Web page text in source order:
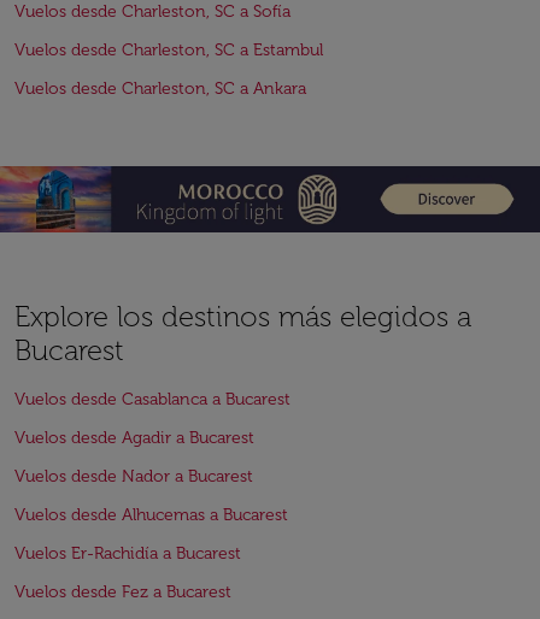
Vuelos desde Charleston, SC a Sofía
Vuelos desde Charleston, SC a Estambul
Vuelos desde Charleston, SC a Ankara
Explore los destinos más elegidos a
Bucarest
Vuelos desde Casablanca a Bucarest
Vuelos desde Agadir a Bucarest
Vuelos desde Nador a Bucarest
Vuelos desde Alhucemas a Bucarest
Vuelos Er-Rachidía a Bucarest
Vuelos desde Fez a Bucarest